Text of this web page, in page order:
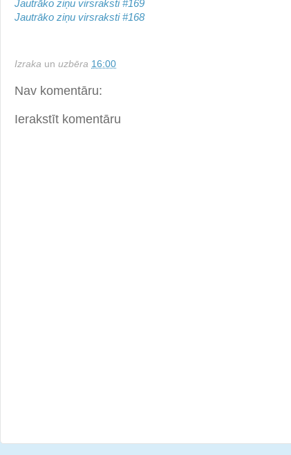
Jautrāko ziņu virsraksti #169
Jautrāko ziņu virsraksti #168
Izraka un uzbēra 16:00
Nav komentāru:
Ierakstīt komentāru